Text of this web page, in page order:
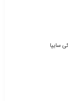
سایپا